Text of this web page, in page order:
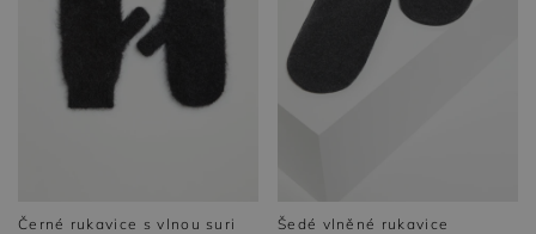
Černé rukavice s vlnou suri
Šedé vlněné rukavice